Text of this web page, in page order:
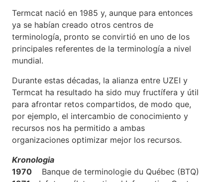
Termcat nació en 1985 y, aunque para entonces
ya se habían creado otros centros de
terminología, pronto se convirtió en uno de los
principales referentes de la terminología a nivel
mundial.
Durante estas décadas, la alianza entre UZEI y
Termcat ha resultado ha sido muy fructífera y útil
para afrontar retos compartidos, de modo que,
por ejemplo, el intercambio de conocimiento y
recursos nos ha permitido a ambas
organizaciones optimizar mejor los recursos.
Kronologia
1970 Banque de terminologie du Québec (BTQ)